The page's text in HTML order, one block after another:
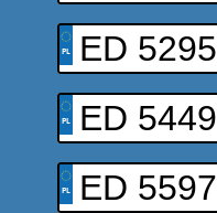
ED 5295
ED 5449
ED 5597